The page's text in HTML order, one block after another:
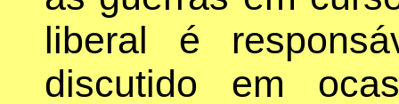
liberal é
discutido em